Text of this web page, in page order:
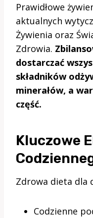
Prawidłowe
aktualnych
Żywienia oraz
Zdrowia.
dostarczać
składników
minerałów, a
część.
Kluczowe
Zdrowa dieta dla
Codzienne